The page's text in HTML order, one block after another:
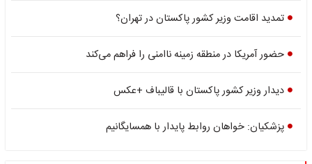
تمدید اقامت وزیر کشور پاکستان در تهران؟
حضور آمریکا در منطقه زمینه ناامنی را فراهم می‌کند
دیدار وزیر کشور پاکستان با قالیباف +عکس
پزشکیان: خواهان روابط پایدار با همسایگانیم